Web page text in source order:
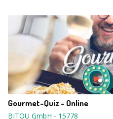
Gourmet-Quiz - Online
BITOU GmbH - 15778